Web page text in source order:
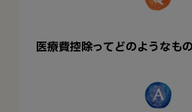
医療費控除ってどのようなもの